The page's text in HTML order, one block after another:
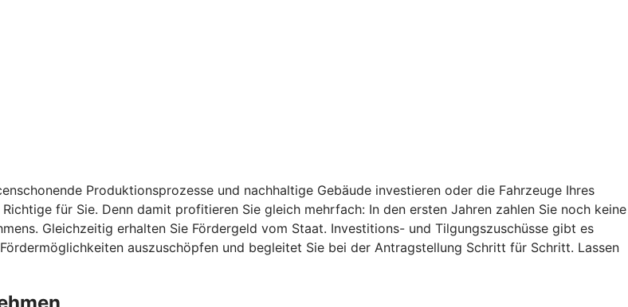
Produktionsprozesse und nachhaltige Gebäude investieren oder die Fahrzeuge Ihres
für Sie. Denn damit profitieren Sie gleich mehrfach: In den ersten Jahren zahlen Sie noch keine
Gleichzeitig erhalten Sie Fördergeld vom Staat. Investitions- und Tilgungszuschüsse gibt es
auszuschöpfen und begleitet Sie bei der Antragstellung Schritt für Schritt. Lassen